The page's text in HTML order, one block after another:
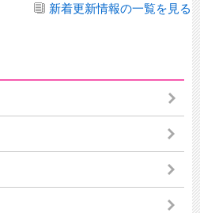
新着更新情報の一覧を見る